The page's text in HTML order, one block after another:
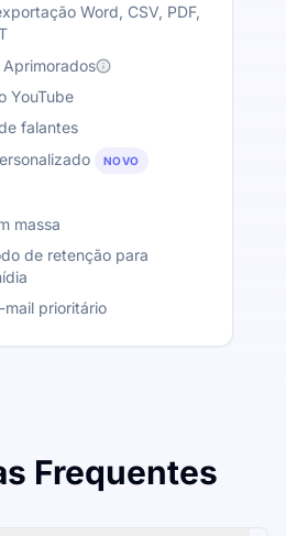
Word, CSV, PDF,
YouTube
falantes
NOVO
massa
de retenção para
prioritário
Frequentes